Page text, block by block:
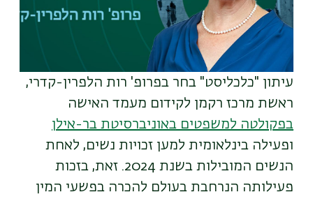
עיתון "כלכליסט" בחר בפרופ' רות הלפרין-קדרי,
ראשת מרכז רקמן לקידום מעמד האישה
בפקולטה למשפטים באוניברסיטת בר-אילן
ופעילה בינלאומית למען זכויות נשים, לאחת
הנשים המובילות בשנת 2024. זאת, בזכות
פעילותה הנרחבת בעולם להכרה בפשעי המין